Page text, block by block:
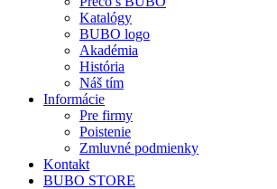
Katalógy
BUBO logo
Akadémia
História
Náš tím
Informácie
Pre firmy
Poistenie
Zmluvné podmienky
Kontakt
BUBO STORE